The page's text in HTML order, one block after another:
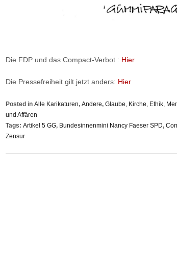
Die FDP und das Compact-Verbot : Hier
Die Pressefreiheit gilt jetzt anders: Hier
Posted in Alle Karikaturen, Andere, Glaube, Kirche, Ethik,
und Affären
Tags: Artikel 5 GG, Bundesinnenmini Nancy Faeser SPD,
Zensur